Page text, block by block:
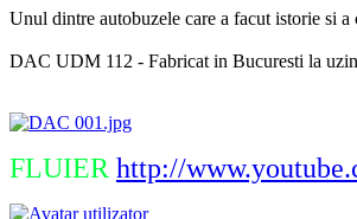
Unul dintre autobuzele care a facut istorie si
DAC UDM 112 - Fabricat in Bucuresti la
FLUIER http://